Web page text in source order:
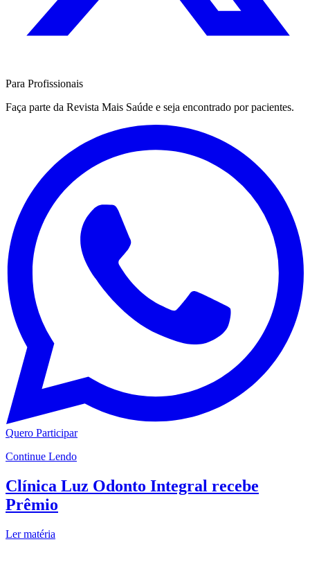
Para Profissionais
Faça parte da Revista Mais Saúde e seja encontrado por pacientes.
Quero Participar
Continue Lendo
Clínica Luz Odonto Integral recebe
Prêmio
Ler matéria